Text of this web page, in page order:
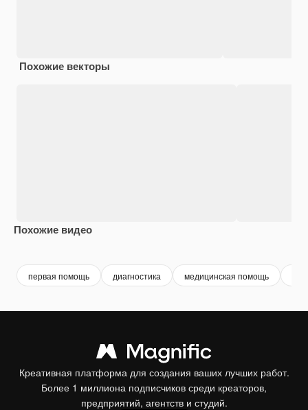
Похожие векторы
Похожие видео
первая помощь диагностика медицинская помощь
Креативная платформа для создания ваших лучших работ.
Более 1 миллиона подписчиков среди креаторов,
предприятий, агентств и студий.